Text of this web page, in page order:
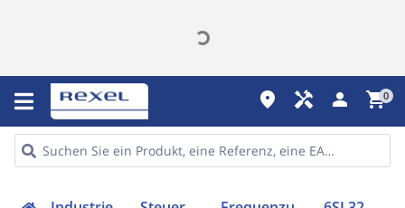
place handyman person shopping_cart0